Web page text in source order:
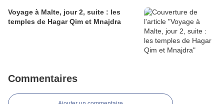
Voyage à Malte, jour 2, suite : les
temples de Hagar Qim et Mnajdra
Commentaires